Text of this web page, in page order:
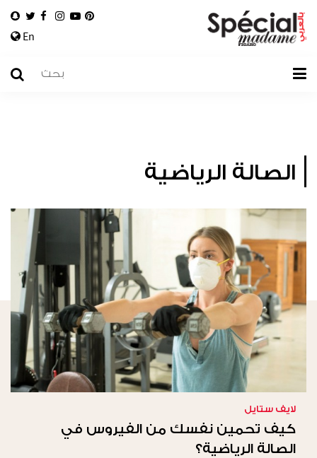
En
الصالة الرياضية
لايف ستايل
كيف تحمين نفسك من الفيروس في
الصالة الرياضية؟